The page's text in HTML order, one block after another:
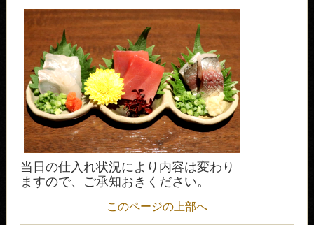
当日の仕入れ状況により内容は変わり
ますので、ご承知おきください。
このページの上部へ